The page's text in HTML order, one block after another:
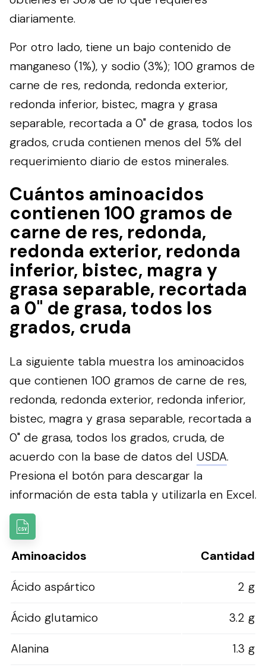
diariamente.
Por otro lado, tiene un bajo contenido de
manganeso (1%), y sodio (3%); 100 gramos de
carne de res, redonda, redonda exterior,
redonda inferior, bistec, magra y grasa
separable, recortada a 0" de grasa, todos los
grados, cruda contienen menos del 5% del
requerimiento diario de estos minerales.
Cuántos aminoacidos
contienen 100 gramos de
carne de res, redonda,
redonda exterior, redonda
inferior, bistec, magra y
grasa separable, recortada
a 0" de grasa, todos los
grados, cruda
La siguiente tabla muestra los aminoacidos
que contienen 100 gramos de carne de res,
redonda, redonda exterior, redonda inferior,
bistec, magra y grasa separable, recortada a
0" de grasa, todos los grados, cruda, de
acuerdo con la base de datos del USDA.
Presiona el botón para descargar la
información de esta tabla y utilizarla en Excel.
Aminoacidos
Cantidad
Ácido aspártico
2 g
Ácido glutamico
3.2 g
Alanina
1.3 g